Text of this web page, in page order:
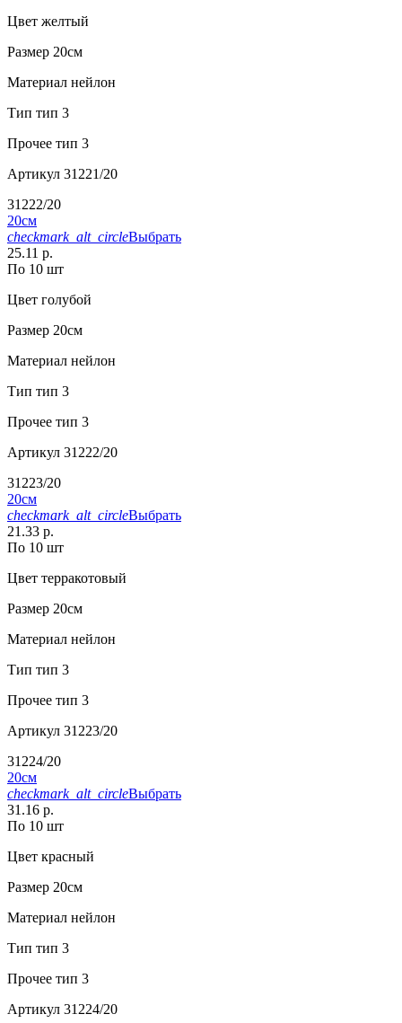
Цвет желтый
Размер 20см
Материал нейлон
Тип тип 3
Прочее тип 3
Артикул 31221/20
31222/20
20см
checkmark_alt_circleВыбрать
25.11 р.
По 10 шт
Цвет голубой
Размер 20см
Материал нейлон
Тип тип 3
Прочее тип 3
Артикул 31222/20
31223/20
20см
checkmark_alt_circleВыбрать
21.33 р.
По 10 шт
Цвет терракотовый
Размер 20см
Материал нейлон
Тип тип 3
Прочее тип 3
Артикул 31223/20
31224/20
20см
checkmark_alt_circleВыбрать
31.16 р.
По 10 шт
Цвет красный
Размер 20см
Материал нейлон
Тип тип 3
Прочее тип 3
Артикул 31224/20